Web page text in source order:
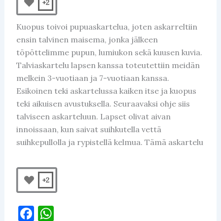
+2
Kuopus toivoi pupuaskartelua, joten askarreltiin
ensin talvinen maisema, jonka jälkeen
töpöttelimme pupun, lumiukon sekä kuusen kuvia.
Talviaskartelu lapsen kanssa toteutettiin meidän
melkein 3-vuotiaan ja 7-vuotiaan kanssa.
Esikoinen teki askartelussa kaiken itse ja kuopus
teki aikuisen avustuksella. Seuraavaksi ohje siis
talviseen askarteluun. Lapset olivat aivan
innoissaan, kun saivat suihkutella vettä
suihkepullolla ja rypistellä kelmua. Tämä askartelu
+2
F W